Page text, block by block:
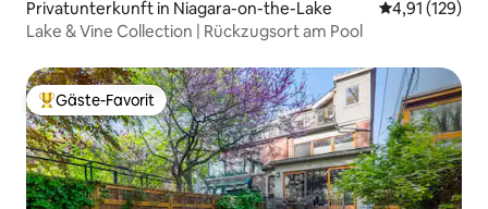
Privatunterkunft in Niagara-on-the-Lake
4,91 (129)
Lake & Vine Collection | Rückzugsort am Pool
Beliebter Gäste-Favorit.
Gäste-Favorit